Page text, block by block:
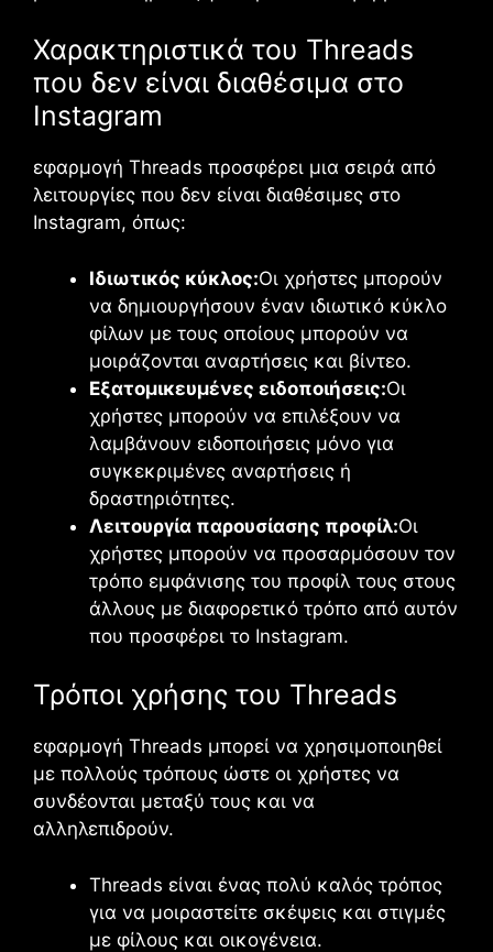
Χαρακτηριστικά του Threads
που δεν είναι διαθέσιμα στο
Instagram
εφαρμογή Threads προσφέρει μια σειρά από
λειτουργίες που δεν είναι διαθέσιμες στο
Instagram, όπως:
Ιδιωτικός κύκλος:Οι χρήστες μπορούν
να δημιουργήσουν έναν ιδιωτικό κύκλο
φίλων με τους οποίους μπορούν να
μοιράζονται αναρτήσεις και βίντεο.
Εξατομικευμένες ειδοποιήσεις:Οι
χρήστες μπορούν να επιλέξουν να
λαμβάνουν ειδοποιήσεις μόνο για
συγκεκριμένες αναρτήσεις ή
δραστηριότητες.
Λειτουργία παρουσίασης προφίλ:Οι
χρήστες μπορούν να προσαρμόσουν τον
τρόπο εμφάνισης του προφίλ τους στους
άλλους με διαφορετικό τρόπο από αυτόν
που προσφέρει το Instagram.
Τρόποι χρήσης του Threads
εφαρμογή Threads μπορεί να χρησιμοποιηθεί
με πολλούς τρόπους ώστε οι χρήστες να
συνδέονται μεταξύ τους και να
αλληλεπιδρούν.
Threads είναι ένας πολύ καλός τρόπος
για να μοιραστείτε σκέψεις και στιγμές
με φίλους και οικογένεια.